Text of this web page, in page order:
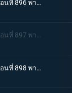
One piece วันพีช ตอนที่ 896 พากย์ไทย ตอนพิเศษ! ศึกตัดสินระหว่างลูฟี่และเจ้าแห่งแก๊ส
One piece วันพีช ตอนที่ 898 พากย์ไทย ดาราเด่น! จอมขมังเวทย์ฮอว์คินส์ออกโรง